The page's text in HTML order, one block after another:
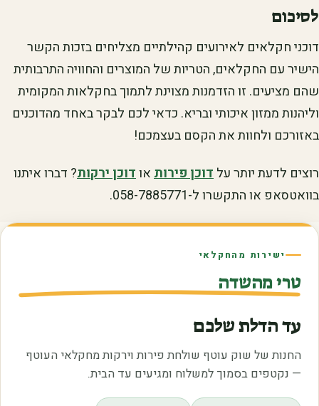
לסיכום
דוכני חקלאים לאירועים קהילתיים מצליחים בזכות הקשר
הישיר עם החקלאים, הטריות של המוצרים והחוויה התרבותית
שהם מציעים. זו הזדמנות מצוינת לתמוך בחקלאות המקומית
וליהנות ממזון איכותי ובריא. כדאי לכם לבקר באחד מהדוכנים
באזורכם ולחוות את הקסם בעצמכם!
רוצים לדעת יותר עלדוכן פירותאודוכן ירקות? דברו איתנו
בוואטסאפ או התקשרו ל-058-7885771.
ישירות מהחקלאי
טרי מהשדה
עד הדלת שלכם
החנות של שוק עוטף שולחת פירות וירקות מחקלאי העוטף
— נקטפים בסמוך למשלוח ומגיעים עד הבית.